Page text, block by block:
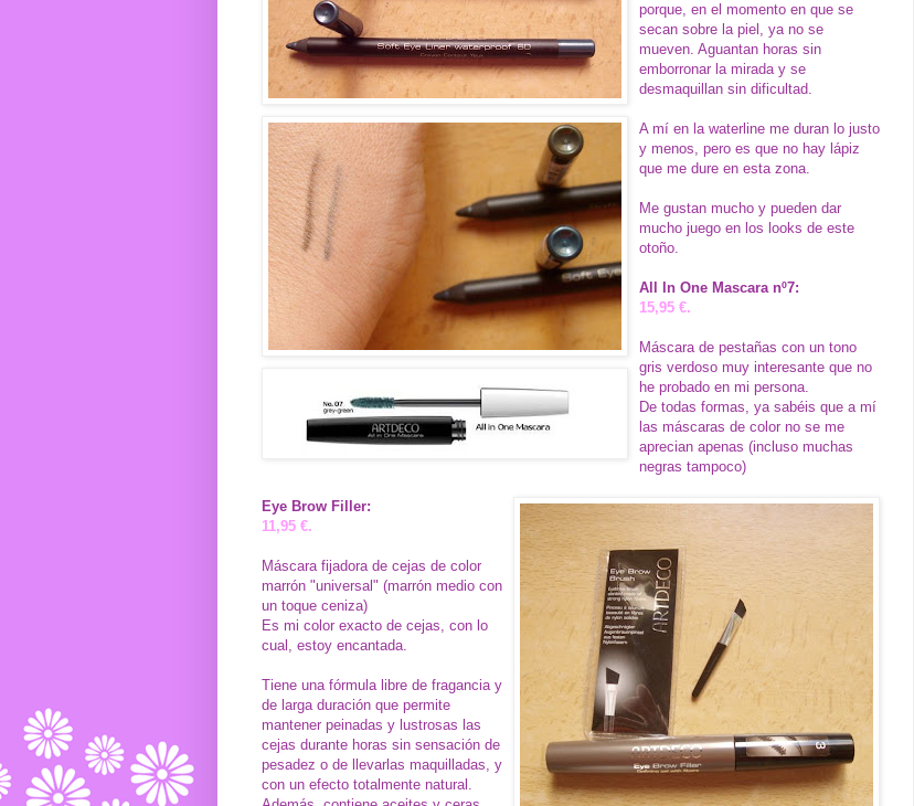
porque, en el momento en que se
secan sobre la piel, ya no se
mueven. Aguantan horas sin
emborronar la mirada y se
desmaquillan sin dificultad.
A mí en la waterline me duran lo justo
y menos, pero es que no hay lápiz
que me dure en esta zona.
Me gustan mucho y pueden dar
mucho juego en los looks de este
otoño.
All In One Mascara nº7:
15,95 €.
Máscara de pestañas con un tono
gris verdoso muy interesante que no
he probado en mi persona.
De todas formas, ya sabéis que a mí
las máscaras de color no se me
aprecian apenas (incluso muchas
negras tampoco)
Eye Brow Filler:
11,95 €.
Máscara fijadora de cejas de color
marrón "universal" (marrón medio con
un toque ceniza)
Es mi color exacto de cejas, con lo
cual, estoy encantada.
Tiene una fórmula libre de fragancia y
de larga duración que permite
mantener peinadas y lustrosas las
cejas durante horas sin sensación de
pesadez o de llevarlas maquilladas, y
con un efecto totalmente natural.